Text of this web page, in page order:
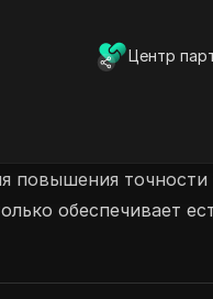
Центр
обеспечивает